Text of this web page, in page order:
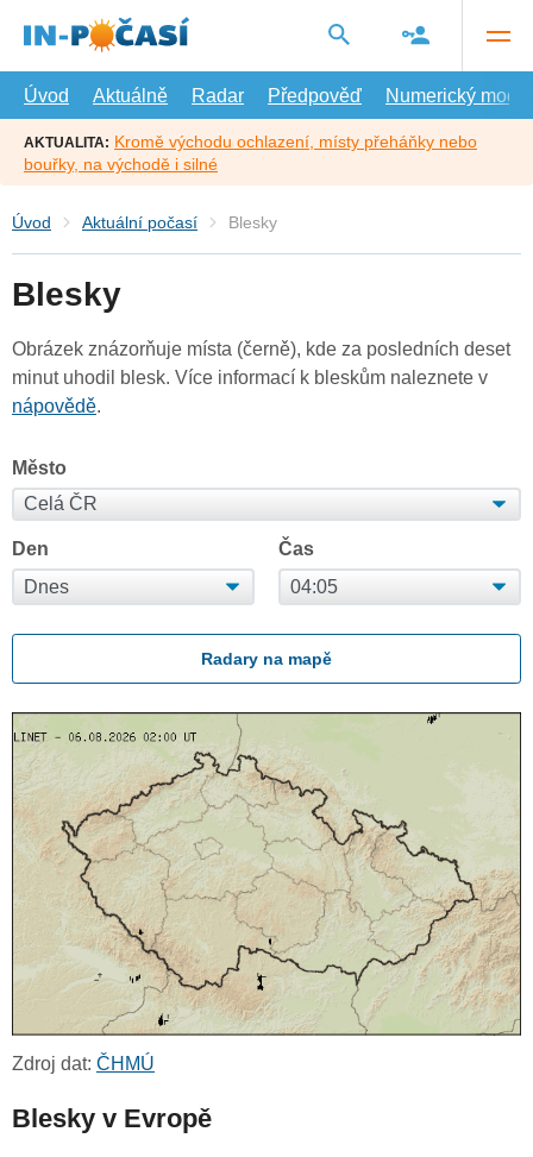
hlavní
Úvod
Aktuálně Radar Předpověď Numerický model
AKTUALITA: Kromě východu ochlazení, místy přeháňky nebo
bouřky, na východě i silné
Úvod Aktuální počasí Blesky
Blesky
Obrázek znázorňuje místa (černě), kde za posledních deset
minut uhodil blesk. Více informací k bleskům naleznete v
nápovědě.
Město
Den Čas
Radary na mapě
Zdroj dat: ČHMÚ
Blesky v Evropě